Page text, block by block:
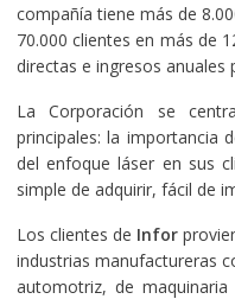
compañía tiene más de
70.000 clientes en más de
directas e ingresos anuales
La Corporación se
principales: la importancia
del enfoque láser en sus
simple de adquirir, fácil de
Los clientes de Infor
industrias manufactureras
automotriz, de